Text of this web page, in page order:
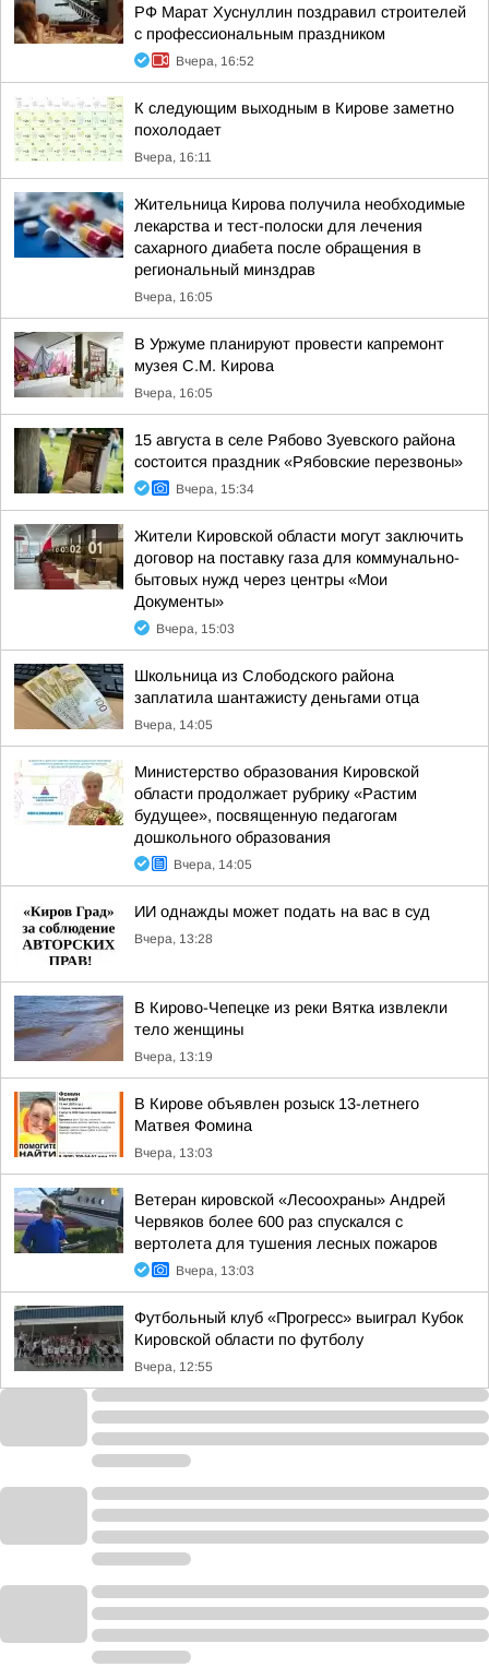
РФ Марат Хуснуллин поздравил строителей
с профессиональным праздником
Вчера, 16:52
К следующим выходным в Кирове заметно
похолодает
Вчера, 16:11
Жительница Кирова получила необходимые
лекарства и тест-полоски для лечения
сахарного диабета после обращения в
региональный минздрав
Вчера, 16:05
В Уржуме планируют провести капремонт
музея С.М. Кирова
Вчера, 16:05
15 августа в селе Рябово Зуевского района
состоится праздник «Рябовские перезвоны»
Вчера, 15:34
Жители Кировской области могут заключить
договор на поставку газа для коммунально-
бытовых нужд через центры «Мои
Документы»
Вчера, 15:03
Школьница из Слободского района
заплатила шантажисту деньгами отца
Вчера, 14:05
Министерство образования Кировской
области продолжает рубрику «Растим
будущее», посвященную педагогам
дошкольного образования
Вчера, 14:05
ИИ однажды может подать на вас в суд
Вчера, 13:28
В Кирово-Чепецке из реки Вятка извлекли
тело женщины
Вчера, 13:19
В Кирове объявлен розыск 13-летнего
Матвея Фомина
Вчера, 13:03
Ветеран кировской «Лесоохраны» Андрей
Червяков более 600 раз спускался с
вертолета для тушения лесных пожаров
Вчера, 13:03
Футбольный клуб «Прогресс» выиграл Кубок
Кировской области по футболу
Вчера, 12:55